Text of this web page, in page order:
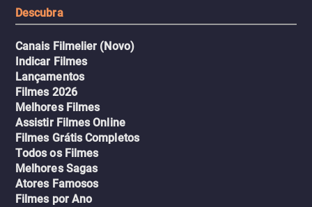
Descubra
Canais Filmelier (Novo)
Indicar Filmes
Lançamentos
Filmes 2026
Melhores Filmes
Assistir Filmes Online
Filmes Grátis Completos
Todos os Filmes
Melhores Sagas
Atores Famosos
Filmes por Ano